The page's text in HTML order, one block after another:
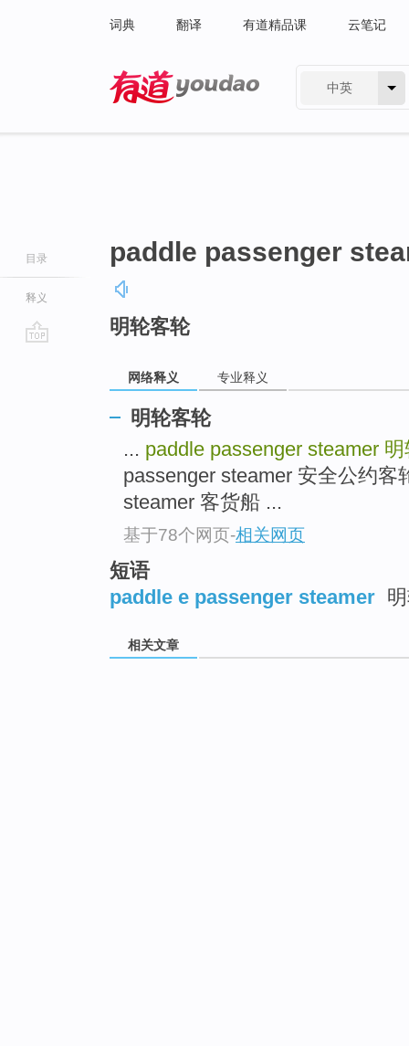
词典 翻译 有道精品课 云笔记
中英
目录
释义
paddle passenger
明轮客轮
网络释义 专业释义
明轮客轮
... paddle passenger steamer
passenger steamer 安全公约客
steamer 客货船 ...
基于78个网页-相关网页
短语
paddle e passenger steamer
相关文章